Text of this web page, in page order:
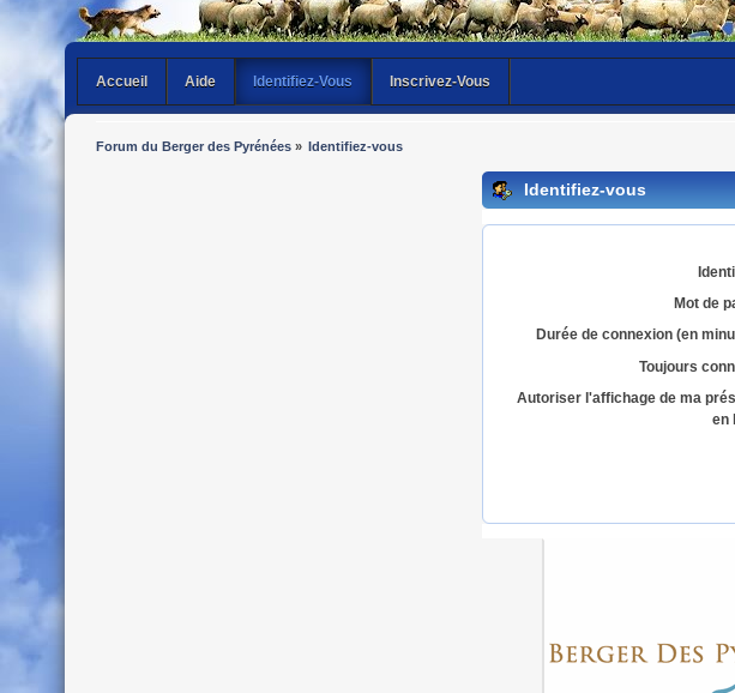
Accueil Aide Identifiez-Vous Inscrivez-Vous
Forum du Berger des Pyrénées» Identifiez-vous
Identifiez-vous
Mot de
Durée de connexion (en
Toujours
Autoriser l'affichage de ma
en